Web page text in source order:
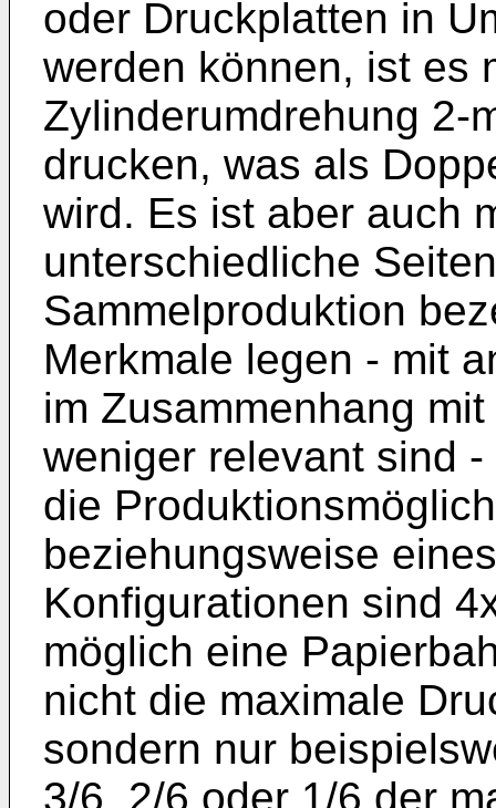
oder Druckplatten in
werden können, ist es
Zylinderumdrehung 2-
drucken, was als
wird. Es ist aber auch
unterschiedliche
Sammelproduktion
Merkmale legen - mit
im Zusammenhang
weniger relevant sind
die
beziehungsweise
Konfigurationen sind
möglich eine
nicht die maximale
sondern nur
3/6, 2/6 oder 1/6 der